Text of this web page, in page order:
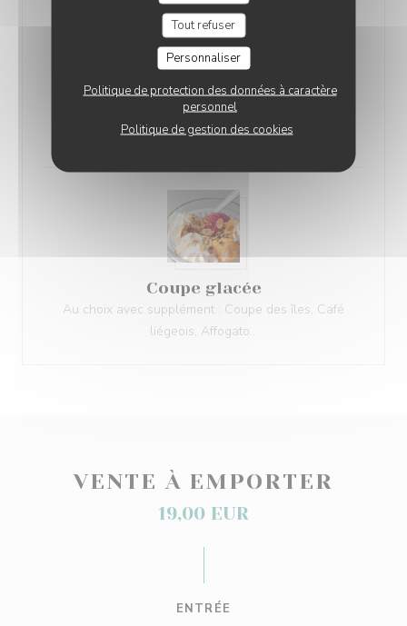
Tout refuser
Personnaliser
Politique de protection des données à caractère
personnel
Politique de gestion des cookies
Pistachou
Biscuit Moelleux à la Crème d'Amande-Pistache
8,00 EUR
Coupe glacée
Au choix avec supplément : Coupe des îles, Café
liégeois, Affogato...
VENTE À EMPORTER
19,00 EUR
ENTRÉE